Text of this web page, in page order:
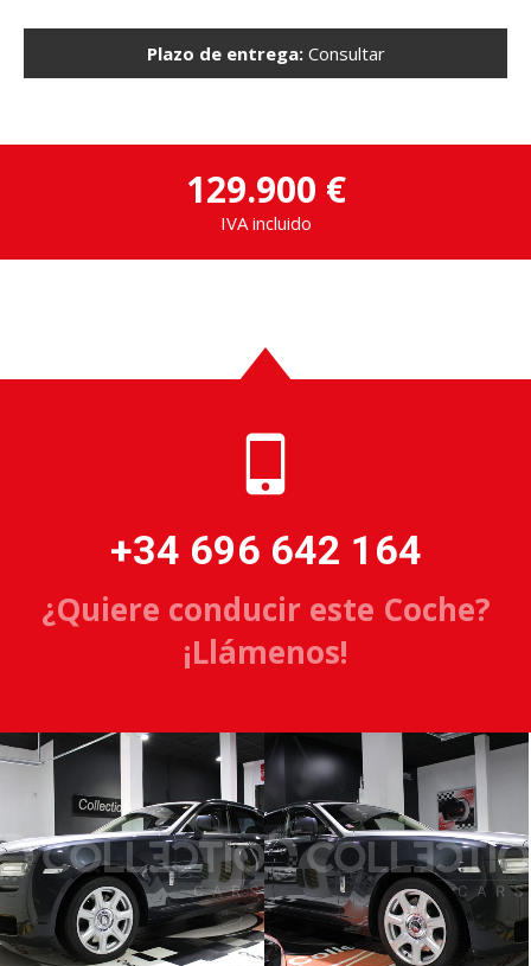
Plazo de entrega:Consultar
129.900 €
IVA incluido
+34 696 642 164
¿Quiere conducir este Coche?
¡Llámenos!